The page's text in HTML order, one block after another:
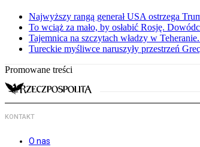
Najwyższy rangą generał USA ostrzega
To wciąż za mało, by osłabić Rosję.
Tajemnica na szczytach władzy w
Tureckie myśliwce naruszyły przestrzeń
Promowane treści
KONTAKT
O nas